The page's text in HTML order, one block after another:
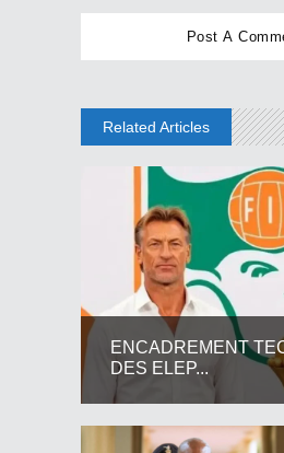
Related Articles
ENCADREMENT
DES ELEP...